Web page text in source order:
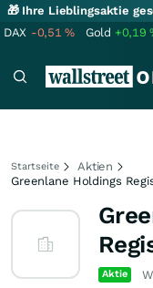
🎁 Ihre Lieblingsaktie
DAX -0,51% Gold +0,19
Startseite
Aktien
Greenlane Holdings
Aktie